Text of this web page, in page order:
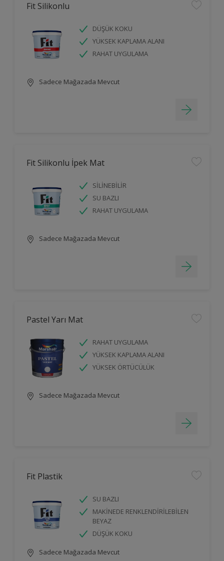
Fit Silikonlu
DÜŞÜK KOKU
YÜKSEK KAPLAMA ALANI
RAHAT UYGULAMA
Sadece Mağazada Mevcut
Fit Silikonlu İpek Mat
SİLİNEBİLİR
SU BAZLI
RAHAT UYGULAMA
Sadece Mağazada Mevcut
Pastel Yarı Mat
RAHAT UYGULAMA
YÜKSEK KAPLAMA ALANI
YÜKSEK ÖRTÜCÜLÜK
Sadece Mağazada Mevcut
Fit Plastik
SU BAZLI
MAKİNEDE RENKLENDİRİLEBİLEN
BEYAZ
DÜŞÜK KOKU
Sadece Mağazada Mevcut